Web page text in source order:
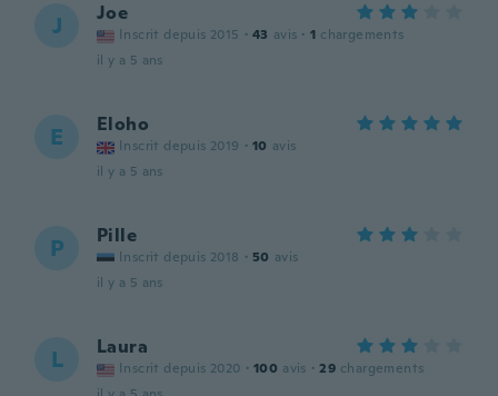
J Joe
Inscrit depuis 2015 · 43 avis · 1 chargements
il y a 5 ans
E Eloho
Inscrit depuis 2019 · 10 avis
il y a 5 ans
P Pille
Inscrit depuis 2018 · 50 avis
il y a 5 ans
L Laura
Inscrit depuis 2020 · 100 avis · 29 chargements